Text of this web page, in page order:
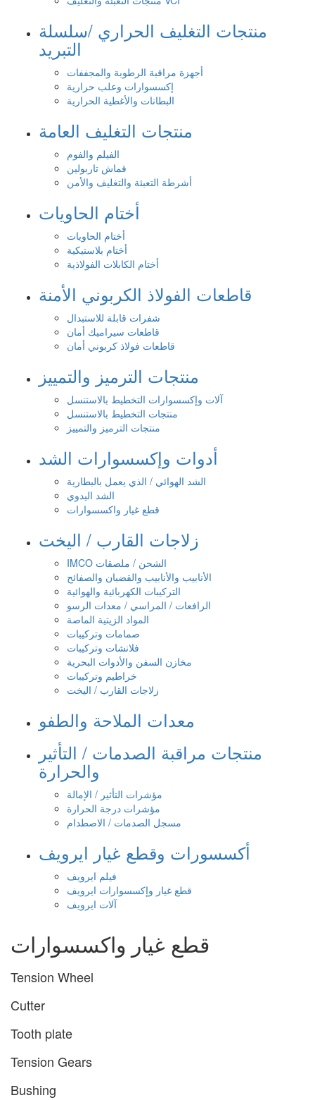
منتجات التغليف الحراري /سلسلة
التبريد
أجهزة مراقبة الرطوبة والمجففات
إكسسوارات وعلب حرارية
البطانات والأغطية الحرارية
منتجات التغليف العامة
الفيلم والفوم
قماش تاربولين
أشرطة التعبئة والتغليف والأمن
أختام الحاويات
أختام الحاويات
أختام بلاستيكية
أختام الكابلات الفولاذية
قاطعات الفولاذ الكربوني الأمنة
شفرات قابلة للاستبدال
قاطعات سيراميك أمان
قاطعات فولاذ كربوني أمان
منتجات الترميز والتمييز
آلات وإكسسوارات التخطيط بالاستنسل
منتجات التخطيط بالاستنسل
منتجات الترميز والتمييز
أدوات وإكسسوارات الشد
الشد الهوائي / الذي يعمل بالبطارية
الشد اليدوي
قطع غيار واكسسوارات
زلاجات القارب / اليخت
IMCO الشحن / ملصقات
الأنابيب والأنابيب والقضبان والصفائح
التركيبات الكهربائية والهوائية
الرافعات / المراسي / معدات الرسو
المواد الزيتية الماصة
صمامات وتركيبات
فلانشات وتركيبات
مخازن السفن والأدوات البحرية
خراطيم وتركيبات
زلاجات القارب / اليخت
معدات الملاحة والطفو
منتجات مراقبة الصدمات / التأثير
والحرارة
مؤشرات التأثير / الإمالة
مؤشرات درجة الحرارة
مسجل الصدمات / الاصطدام
أكسسورات وقطع غيار ايرويف
فيلم ايرويف
قطع غيار وإكسسوارات ايرويف
آلات ايرويف
قطع غيار واكسسوارات
Tension Wheel
Cutter
Tooth plate
Tension Gears
Bushing